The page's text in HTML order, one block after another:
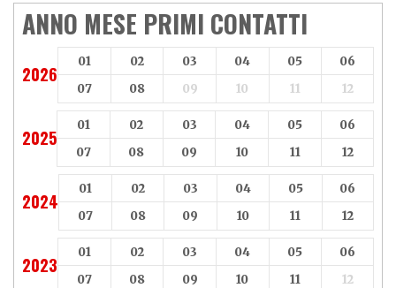
Aeon
Aspes
Axy
Baotian
ANNO MESE PRIMI CONTATTI
2026
01 02 03 04 05
06
07
08 09 10 11 12
2025
01 02 03 04 05
06
07
08 09 10 11 12
2024
01 02 03 04 05
06
07
08 09 10 11 12
2023
01 02 03 04 05
06
07
08 09 10 11 12